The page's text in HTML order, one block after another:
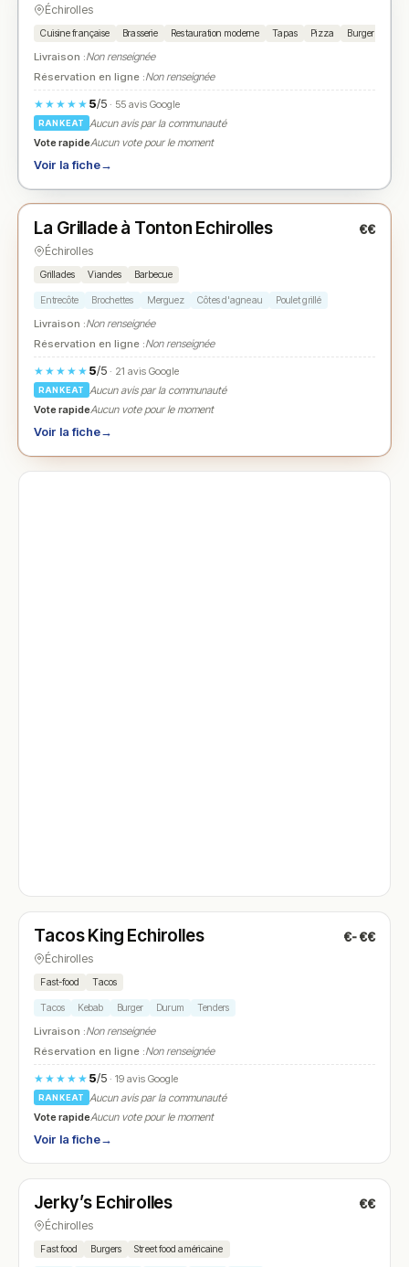
Échirolles
Cuisine française Brasserie Restauration moderne Tapas Pizza Burger
Livraison :Non renseignée
Réservation en ligne :Non renseignée
★★★★★ 5/5· 55 avis Google
RANKEAT
Aucun avis par la communauté
Vote rapideAucun vote pour le moment
Voir la fiche→
★ N° 3
La Grillade à Tonton Echirolles €€
Échirolles
Grillades Viandes Barbecue
Entrecôte Brochettes Merguez Côtes d'agneau Poulet grillé
Livraison :Non renseignée
Réservation en ligne :Non renseignée
★★★★★ 5/5· 21 avis Google
RANKEAT
Aucun avis par la communauté
Vote rapideAucun vote pour le moment
Voir la fiche→
N° 4
Tacos King Echirolles €-€€
Échirolles
Fast-food Tacos
Tacos Kebab Burger Durum Tenders
Livraison :Non renseignée
Réservation en ligne :Non renseignée
★★★★★ 5/5· 19 avis Google
RANKEAT
Aucun avis par la communauté
Vote rapideAucun vote pour le moment
Voir la fiche→
N° 5
Jerky’s Echirolles €€
Échirolles
Fast food Burgers Street food américaine